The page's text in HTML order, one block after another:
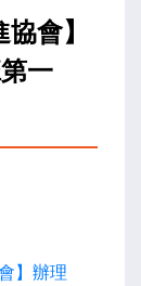
會】
一
】辦理